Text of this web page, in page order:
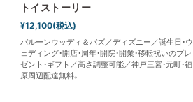
トイストーリー
¥12,100(税込)
バルーンウッディ＆バズ／ディズニー／誕生日・ウ
ェディング・開店・周年・開院・開業・移転祝いのプレ
ゼント・ギフト／高さ調整可能／神戸三宮・元町・福
原周辺配達無料。